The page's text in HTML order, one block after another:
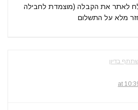
לאתר את הקבלה (מוצמדת לחבילה
מלא על התשלום
בדיון